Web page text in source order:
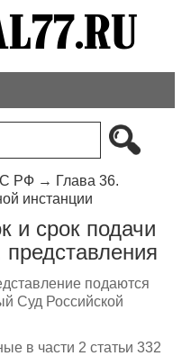
РФ→ Глава 36.
инстанции
и срок подачи
подаются
Суд Российской
в части 2 статьи 332